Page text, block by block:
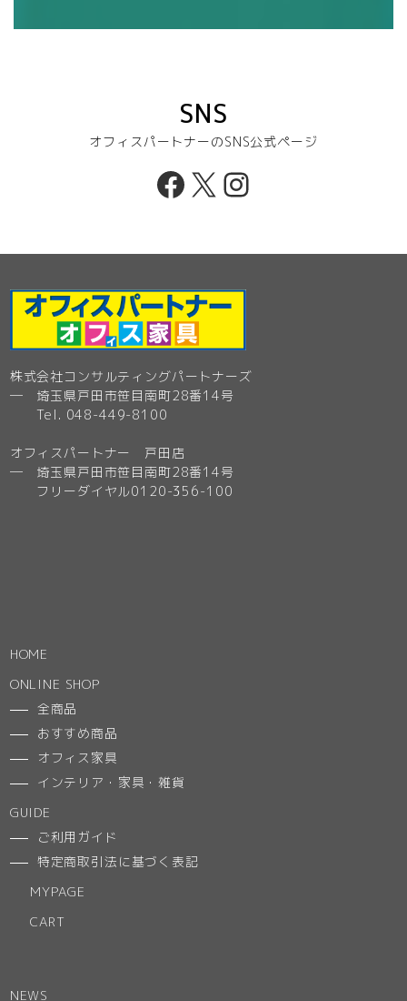
SNS
オフィスパートナーのSNS公式ページ
Facebook
X Instagram
株式会社コンサルティングパートナーズ
─ 埼玉県戸田市笹目南町28番14号
Tel. 048-449-8100
オフィスパートナー 戸田店
─ 埼玉県戸田市笹目南町28番14号
フリーダイヤル0120-356-100
HOME
ONLINE SHOP
全商品
おすすめ商品
オフィス家具
インテリア・家具・雑貨
GUIDE
ご利用ガイド
特定商取引法に基づく表記
MYPAGE
CART
NEWS